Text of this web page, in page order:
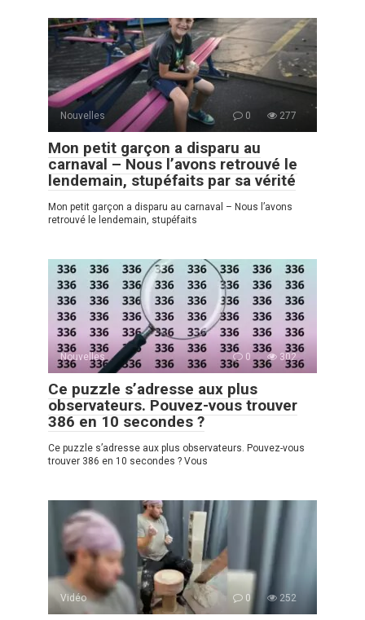
Nouvelles 0 277
Mon petit garçon a disparu au
carnaval – Nous l’avons retrouvé le
lendemain, stupéfaits par sa vérité
Mon petit garçon a disparu au carnaval – Nous l’avons
retrouvé le lendemain, stupéfaits
Nouvelles 0 302
Ce puzzle s’adresse aux plus
observateurs. Pouvez-vous trouver
386 en 10 secondes ?
Ce puzzle s’adresse aux plus observateurs. Pouvez-vous
trouver 386 en 10 secondes ? Vous
Vidéo 0 252